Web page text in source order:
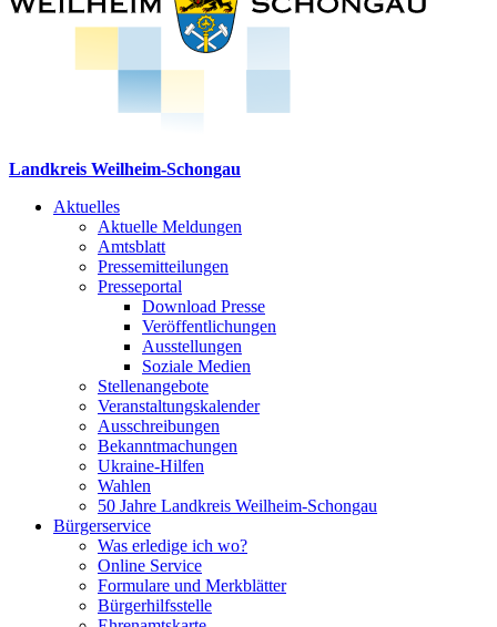
Landkreis Weilheim-Schongau
Aktuelles
Aktuelle Meldungen
Amtsblatt
Pressemitteilungen
Presseportal
Download Presse
Veröffentlichungen
Ausstellungen
Soziale Medien
Stellenangebote
Veranstaltungskalender
Ausschreibungen
Bekanntmachungen
Ukraine-Hilfen
Wahlen
50 Jahre Landkreis Weilheim-Schongau
Bürgerservice
Was erledige ich wo?
Online Service
Formulare und Merkblätter
Bürgerhilfsstelle